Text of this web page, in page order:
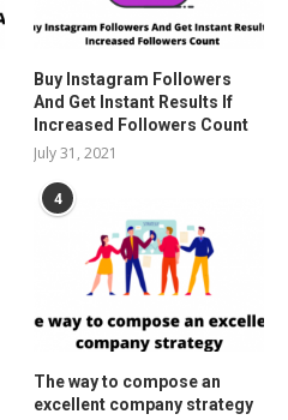
Buy Instagram Followers
And Get Instant Results If
Increased Followers Count
July 31, 2021
4
The way to compose an
excellent company strategy